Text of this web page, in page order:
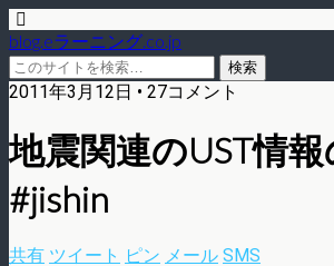
blog.eラーニング.co.jp
2011年3月12日 • 27コメント
地震関連のUST情
#jishin
共有 ツイート ピン メール SMS